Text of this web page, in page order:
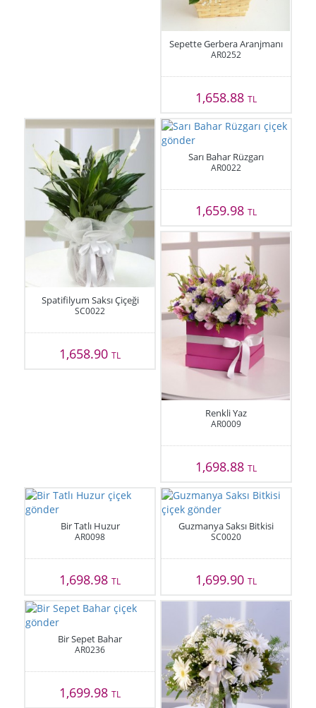
Sepette Gerbera Aranjmanı
AR0252
1,658.88 TL
Spatifilyum Saksı Çiçeği
SC0022
1,658.90TL
Sarı Bahar Rüzgarı
AR0022
1,659.98 TL
Renkli Yaz
AR0009
1,698.88 TL
Bir Tatlı Huzur
AR0098
1,698.98TL
Guzmanya Saksı Bitkisi
SC0020
1,699.90 TL
Bir Sepet Bahar
AR0236
1,699.98TL